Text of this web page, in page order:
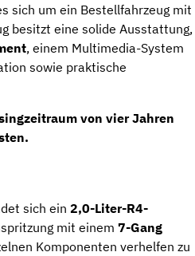
sich um ein Bestellfahrzeug mit
besitzt eine solide Ausstattung,
, einem Multimedia-System
sowie praktische
von vier Jahren
sich ein 2,0-Liter-R4-
mit einem 7-Gang
Komponenten verhelfen zu